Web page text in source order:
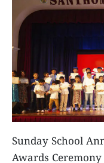
Sunday School
Awards